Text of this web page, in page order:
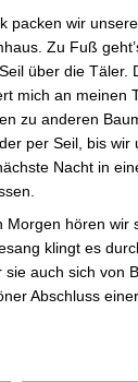
packen wir
Zu Fuß
über die Täler.
mich an meinen
zu anderen
per Seil, bis wir
Nacht in
Morgen hören wir
klingt es
sie auch sich von
Abschluss